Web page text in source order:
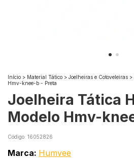
Início > Material Tático > Joelheiras e Cotoveleiras >
Hmv-knee-b - Preta
Joelheira Tática
Modelo Hmv-
Código: 16052826
Marca: Humvee